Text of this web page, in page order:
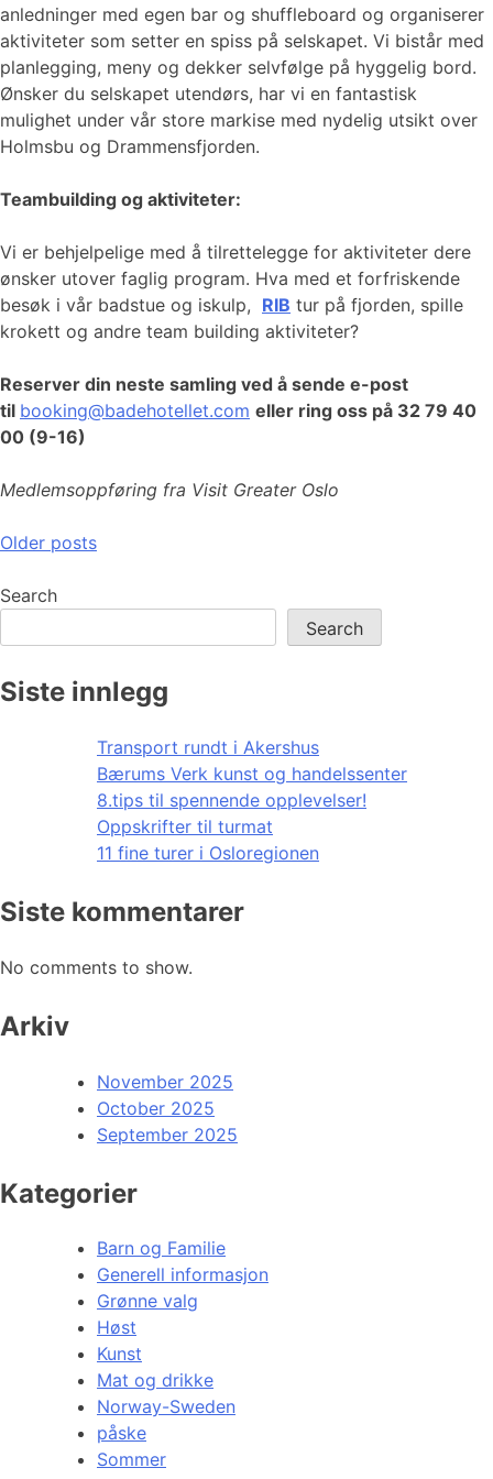
anledninger med egen bar og shuffleboard og organiserer
aktiviteter som setter en spiss på selskapet. Vi bistår med
planlegging, meny og dekker selvfølge på hyggelig bord.
Ønsker du selskapet utendørs, har vi en fantastisk
mulighet under vår store markise med nydelig utsikt over
Holmsbu og Drammensfjorden.
Teambuilding og aktiviteter:
Vi er behjelpelige med å tilrettelegge for aktiviteter dere
ønsker utover faglig program. Hva med et forfriskende
besøk i vår badstue og iskulp, RIB tur på fjorden, spille
krokett og andre team building aktiviteter?
Reserver din neste samling ved å sende e-post
til booking@badehotellet.com eller ring oss på 32 79 40
00 (9-16)
Medlemsoppføring fra Visit Greater Oslo
Posts
navigation
Older posts
Search
Search
Siste innlegg
Transport rundt i Akershus
Bærums Verk kunst og handelssenter
8.tips til spennende opplevelser!
Oppskrifter til turmat
11 fine turer i Osloregionen
Siste kommentarer
No comments to show.
Arkiv
November 2025
October 2025
September 2025
Kategorier
Barn og Familie
Generell informasjon
Grønne valg
Høst
Kunst
Mat og drikke
Norway-Sweden
påske
Sommer